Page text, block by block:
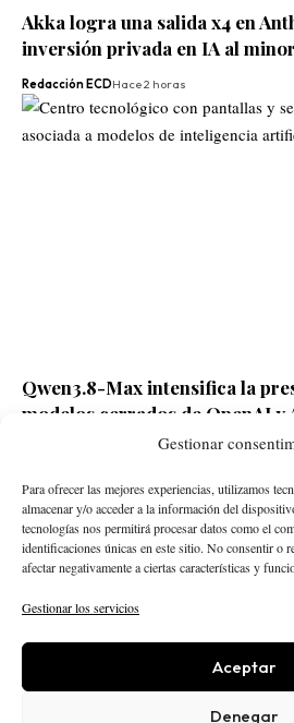
Gestionar
Para ofrecer las mejores experiencias, utilizamos
almacenar y/o acceder a la información del
tecnologías nos permitirá procesar datos como el
identificaciones únicas en este sitio. No consentir o
afectar negativamente a ciertas características y
Gestionar los servicios
Aceptar
Denegar
Akka logra una salida x4 en
inversión privada en IA al
Redacción ECDHace 2 horas
Qwen3.8-Max intensifica la
modelos cerrados de OpenAI y
Hace 24 horas
CREATOR ECONOMY
ECONOMÍA